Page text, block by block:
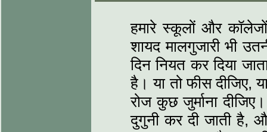
हमारे स्कूलों और
शायद मालगुजारी भी
दिन नियत कर दिया
है। या तो फीस दीजिए,
रोज कुछ जुर्माना
दुगुनी कर दी जाती है,